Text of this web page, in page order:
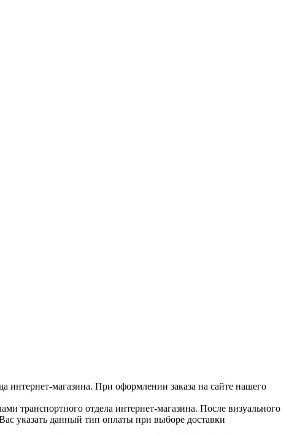
интернет-магазина. При оформлении заказа на сайте нашего
транспортного отдела интернет-магазина. После визуального
указать данный тип оплаты при выборе доставки